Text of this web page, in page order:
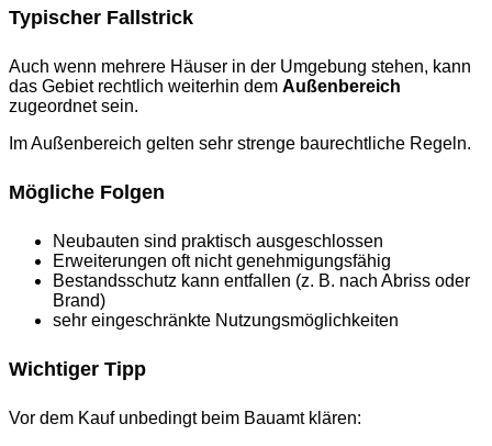
Typischer Fallstrick
Auch wenn mehrere Häuser in der Umgebung stehen, kann
das Gebiet rechtlich weiterhin dem Außenbereich
zugeordnet sein.
Im Außenbereich gelten sehr strenge baurechtliche Regeln.
Mögliche Folgen
Neubauten sind praktisch ausgeschlossen
Erweiterungen oft nicht genehmigungsfähig
Bestandsschutz kann entfallen (z. B. nach Abriss oder
Brand)
sehr eingeschränkte Nutzungsmöglichkeiten
Wichtiger Tipp
Vor dem Kauf unbedingt beim Bauamt klären: